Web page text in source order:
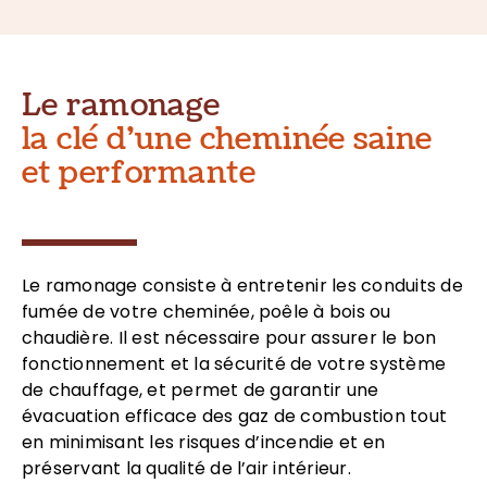
Le ramonage
la clé d’une cheminée saine
et performante
Le ramonage consiste à entretenir les conduits de
fumée de votre cheminée, poêle à bois ou
chaudière. Il est nécessaire pour assurer le bon
fonctionnement et la sécurité de votre système
de chauffage, et permet de garantir une
évacuation efficace des gaz de combustion tout
en minimisant les risques d’incendie et en
préservant la qualité de l’air intérieur.